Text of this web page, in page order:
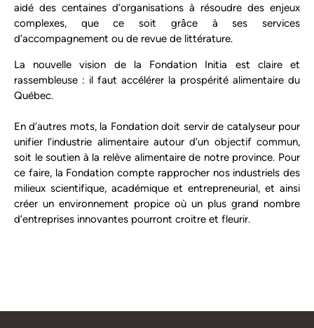
aidé des centaines d’organisations à résoudre des enjeux
complexes, que ce soit grâce à ses services
d’accompagnement ou de revue de littérature.
La nouvelle vision de la Fondation Initia est claire et
rassembleuse : il faut accélérer la prospérité alimentaire du
Québec.
En d’autres mots, la Fondation doit servir de catalyseur pour
unifier l’industrie alimentaire autour d’un objectif commun,
soit le soutien à la relève alimentaire de notre province. Pour
ce faire, la Fondation compte rapprocher nos industriels des
milieux scientifique, académique et entrepreneurial, et ainsi
créer un environnement propice où un plus grand nombre
d’entreprises innovantes pourront croitre et fleurir.